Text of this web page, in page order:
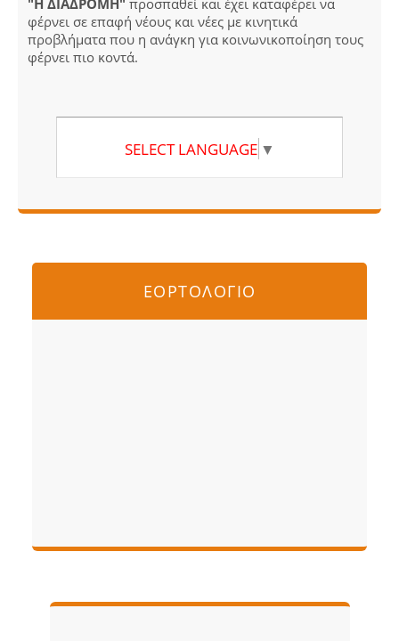
"Η ΔΙΑΔΡΟΜΗ" προσπαθεί και έχει καταφέρει να
φέρνει σε επαφή νέους και νέες με κινητικά
προβλήματα που η ανάγκη για κοινωνικοποίηση τους
φέρνει πιο κοντά.
SELECT LANGUAGE ▼
ΕΟΡΤΟΛΟΓΙΟ